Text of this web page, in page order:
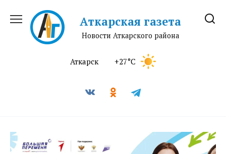
содержанию
Аткарская газета
Новости Аткарского района
Аткарск +27°C